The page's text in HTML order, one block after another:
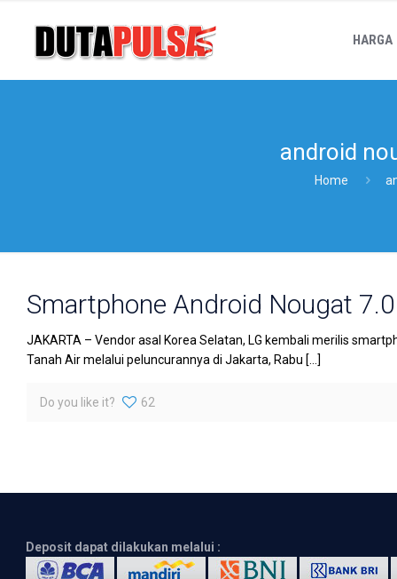
HARGA
android
Home
Smartphone Android Nougat
JAKARTA – Vendor asal Korea Selatan, LG kembali merilis
Tanah Air melalui peluncurannya di Jakarta, Rabu […]
Do you like it? 62
Deposit dapat dilakukan melalui :